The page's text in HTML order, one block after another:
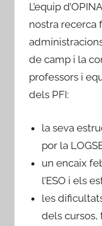
L’equip
nostra recerca
de camp i la
professors i
dels PFI:
la seva
por la
un encaix
l’ESO i els
les
dels cursos,